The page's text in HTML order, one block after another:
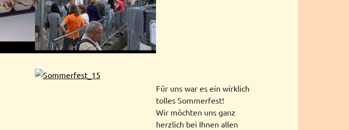
Für uns war es ein wirklich
tolles Sommerfest!
Wir möchten uns ganz
herzlich bei Ihnen allen